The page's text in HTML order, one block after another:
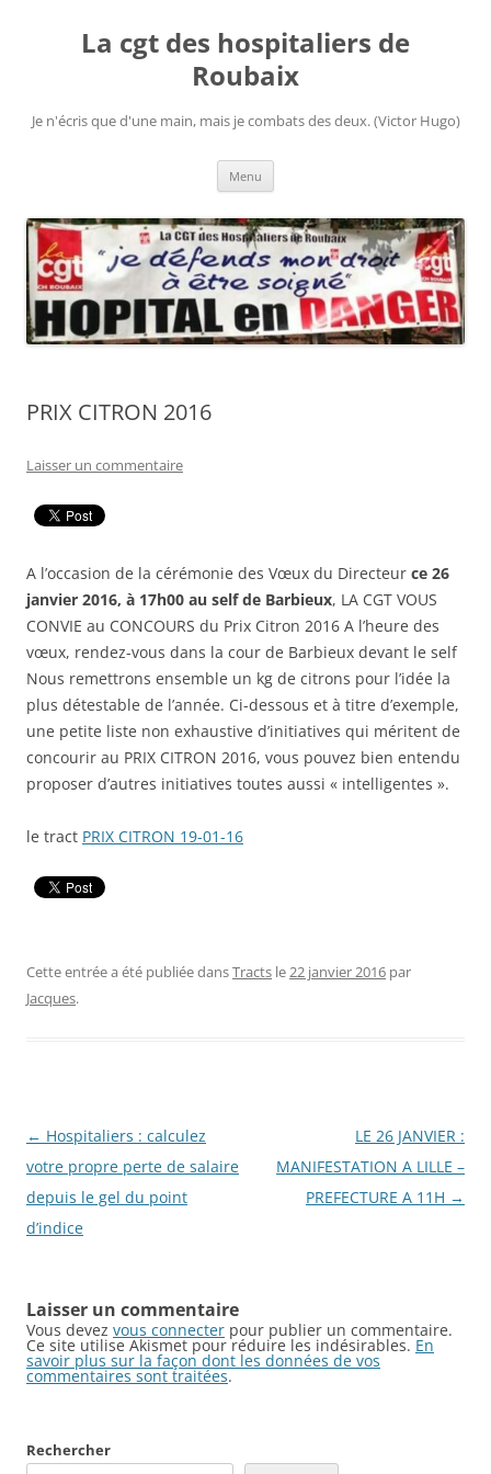
contenuLa cgt des hospitaliers de
Roubaix
Je n'écris que d'une main, mais je combats des deux. (Victor Hugo)
Menu
PRIX CITRON 2016
Laisser un commentaire
A l’occasion de la cérémonie des Vœux du Directeur ce 26
janvier 2016, à 17h00 au self de Barbieux, LA CGT VOUS
CONVIE au CONCOURS du Prix Citron 2016 A l’heure des
vœux, rendez-vous dans la cour de Barbieux devant le self
Nous remettrons ensemble un kg de citrons pour l’idée la
plus détestable de l’année. Ci-dessous et à titre d’exemple,
une petite liste non exhaustive d’initiatives qui méritent de
concourir au PRIX CITRON 2016, vous pouvez bien entendu
proposer d’autres initiatives toutes aussi « intelligentes ».
le tract PRIX CITRON 19-01-16
Cette entrée a été publiée dansTracts le22 janvier 2016 par
Jacques.
Navigation
des
articles
← Hospitaliers : calculez
votre propre perte de salaire
depuis le gel du point
d’indice
LE 26 JANVIER :
MANIFESTATION A LILLE –
PREFECTURE A 11H →
Laisser un commentaire
Vous devez vous connecter pour publier un commentaire.
Ce site utilise Akismet pour réduire les indésirables. En
savoir plus sur la façon dont les données de vos
commentaires sont traitées.
Rechercher